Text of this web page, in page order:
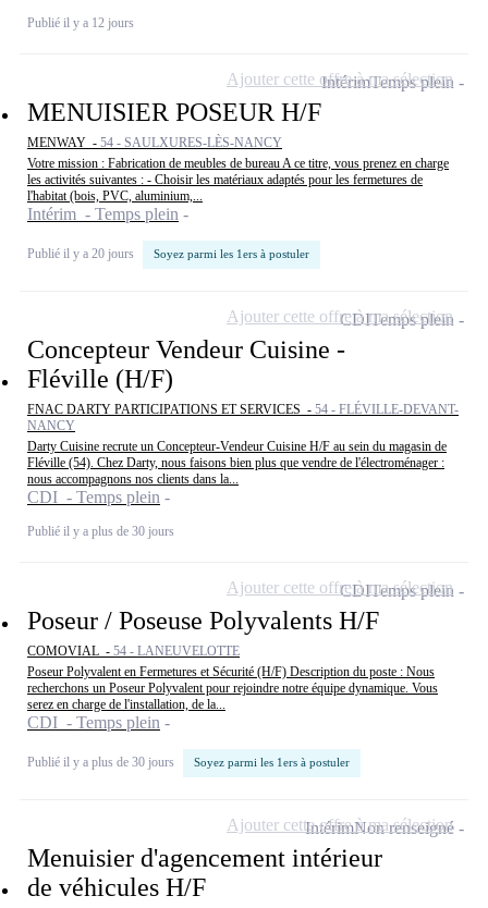
Publié il y a 12 jours
MENUISIER POSEUR H/F
MENWAY - 54 - SAULXURES-LÈS-NANCY
Votre mission : Fabrication de meubles de bureau A ce titre, vous prenez en charge
les activités suivantes : - Choisir les matériaux adaptés pour les fermetures de
l'habitat (bois, PVC, aluminium,...
Intérim - Temps plein
Publié il y a 20 jours Soyez parmi les 1ers à postuler
IntérimTemps plein
Ajouter cette offre à ma sélection
Concepteur Vendeur Cuisine -
Fléville (H/F)
FNAC DARTY PARTICIPATIONS ET SERVICES - 54 - FLÉVILLE-DEVANT-
NANCY
Darty Cuisine recrute un Concepteur-Vendeur Cuisine H/F au sein du magasin de
Fléville (54). Chez Darty, nous faisons bien plus que vendre de l'électroménager :
nous accompagnons nos clients dans la...
CDI - Temps plein
Publié il y a plus de 30 jours
CDITemps plein
Ajouter cette offre à ma sélection
Poseur / Poseuse Polyvalents H/F
COMOVIAL - 54 - LANEUVELOTTE
Poseur Polyvalent en Fermetures et Sécurité (H/F) Description du poste : Nous
recherchons un Poseur Polyvalent pour rejoindre notre équipe dynamique. Vous
serez en charge de l'installation, de la...
CDI - Temps plein
Publié il y a plus de 30 jours Soyez parmi les 1ers à postuler
CDITemps plein
Ajouter cette offre à ma sélection
Menuisier d'agencement intérieur
de véhicules H/F
IntérimNon renseigné
Ajouter cette offre à ma sélection